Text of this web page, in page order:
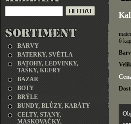
BARVY
BATERKY, SVĚTLA
BATOHY, LEDVINKY,
TAŠKY, KUFRY
BAZAR
BOTY
BRÝLE
BUNDY, BLŮZY, KABÁTY
CELTY, STANY,
MASKOVAČKY,
6